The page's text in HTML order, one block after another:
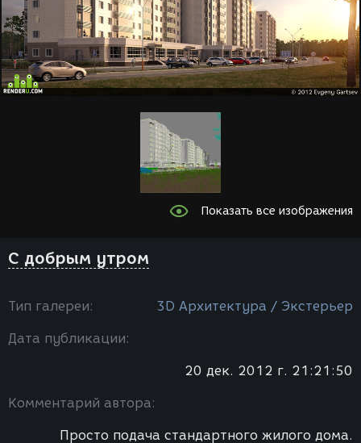
Показать все изображения
С добрым утром
Тип галереи: 3D Архитектура / Экстерьер
Дата публикации:
20 дек. 2012 г. 21:21:50
Комментарий автора:
Просто подача стандартного жилого дома.